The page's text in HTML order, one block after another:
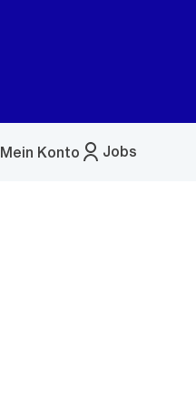
Jobs
Mein Konto
Menü